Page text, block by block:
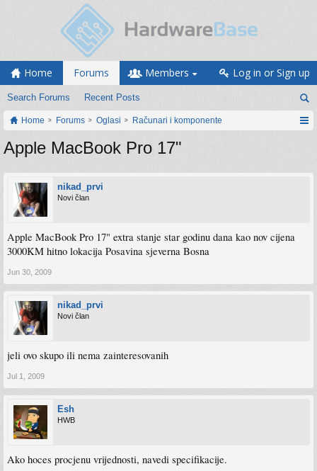
Home Forums
Search Forums Recent Posts
Members Log in or Sign up
Home Forums Oglasi Računari i komponente
Apple MacBook Pro 17"
nikad_prvi
Novi član
Apple MacBook Pro 17" extra stanje star godinu dana kao nov cijena
3000KM hitno lokacija Posavina sjeverna Bosna
Jun 30, 2009
nikad_prvi
Novi član
jeli ovo skupo ili nema zainteresovanih
Jul 1, 2009
Esh
HWB
Ako hoces procjenu vrijednosti, navedi specifikacije.